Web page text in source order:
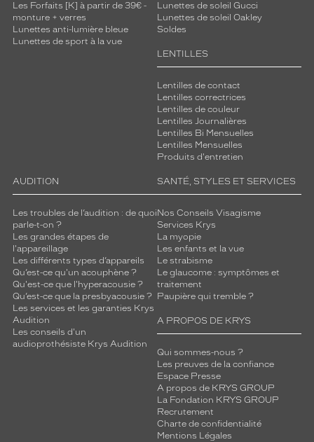
Les Forfaits [K] à partir de 39€ -
monture + verres
Lunettes anti-lumière bleue
Lunettes de sport à la vue
Lunettes de soleil Gucci
Lunettes de soleil Oakley
Soldes
LENTILLES
Lentilles de contact
Lentilles correctrices
Lentilles de couleur
Lentilles Journalières
Lentilles Bi Mensuelles
Lentilles Mensuelles
Produits d'entretien
AUDITION
Les troubles de l’audition : de quoi
parle-t-on ?
Les grandes étapes de
l'appareillage
Les différents types d’appareils
Qu’est-ce qu'un acouphène ?
Qu'est-ce que l'hyperacousie ?
Qu’est-ce que la presbyacousie ?
Les services et les garanties Krys
Audition
Les conseils d'un
audioprothésiste Krys Audition
SANTÉ, STYLES ET SERVICES
Nos Conseils Visagisme
Services Krys
La myopie
Les enfants et la vue
Le strabisme
Le glaucome : symptômes et
traitement
Paupière qui tremble ?
A PROPOS DE KRYS
Qui sommes-nous ?
Les preuves de la confiance
Espace Presse
A propos de KRYS GROUP
La Fondation KRYS GROUP
Recrutement
Charte de confidentialité
Mentions Légales